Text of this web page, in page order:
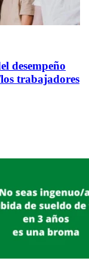
desempeño
trabajadores